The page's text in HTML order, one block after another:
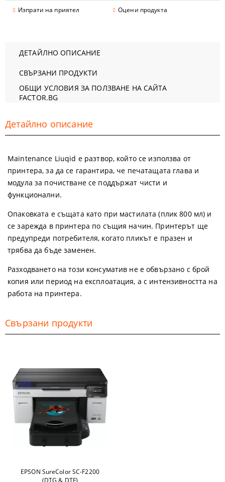
Изпрати на приятел Оцени продукта
ДЕТАЙЛНО ОПИСАНИЕ
СВЪРЗАНИ ПРОДУКТИ
ОБЩИ УСЛОВИЯ ЗА ПОЛЗВАНЕ НА САЙТА
FACTOR.BG
Детайлно описание
Maintenance Liuqid е разтвор, който се използва от
принтера, за да се гарантира, че печатащата глава и
модула за почистване се поддържат чисти и
функционални.
Опаковката е същата като при мастилата (плик 800 мл) и
се зарежда в принтера по същия начин. Принтерът ще
предупреди потребителя, когато пликът е празен и
трябва да бъде заменен.
Разходването на този консуматив не е обвързано с брой
копия или период на експлоатация, а с интензивността на
работа на принтера.
Свързани продукти
EPSON SureColor SC-F2200
(DTG & DTF)